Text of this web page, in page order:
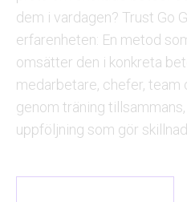
dem i vardagen? Trust Go
erfarenheten: En metod
omsätter den i konkreta
medarbetare, chefer,
genom träning
uppföljning som gör skillnad.